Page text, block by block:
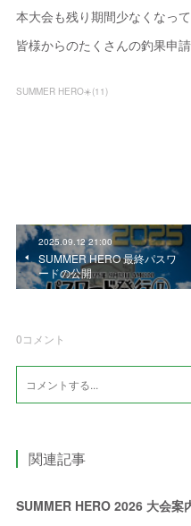
本大会も残り期間少なくなって
皆様からのたくさんの釣果申
SUMMER HERO☀️(11)
2025.09.12 21:00
SUMMER HERO 最終パスワ
ードの公開
0コメント
関連記事
SUMMER HERO 2026 大会案